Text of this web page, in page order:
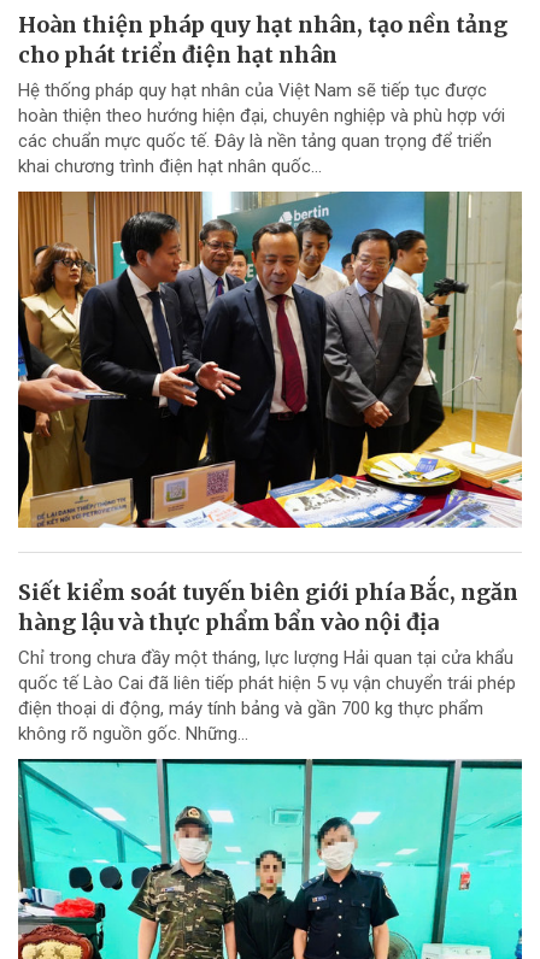
Hoàn thiện pháp quy hạt nhân, tạo nền tảng
cho phát triển điện hạt nhân
Hệ thống pháp quy hạt nhân của Việt Nam sẽ tiếp tục được
hoàn thiện theo hướng hiện đại, chuyên nghiệp và phù hợp với
các chuẩn mực quốc tế. Đây là nền tảng quan trọng để triển
khai chương trình điện hạt nhân quốc...
Siết kiểm soát tuyến biên giới phía Bắc, ngăn
hàng lậu và thực phẩm bẩn vào nội địa
Chỉ trong chưa đầy một tháng, lực lượng Hải quan tại cửa khẩu
quốc tế Lào Cai đã liên tiếp phát hiện 5 vụ vận chuyển trái phép
điện thoại di động, máy tính bảng và gần 700 kg thực phẩm
không rõ nguồn gốc. Những...